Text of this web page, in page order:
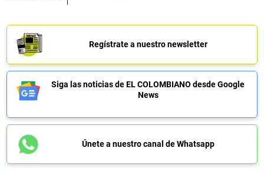
Regístrate a nuestro newsletter
Siga las noticias de EL COLOMBIANO desde Google
News
Únete a nuestro canal de Whatsapp